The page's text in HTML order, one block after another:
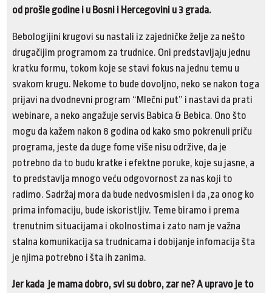
od prošle godine i u Bosni i Hercegovini u 3 grada.
Bebologijini krugovi su nastali iz zajedničke želje za nešto
drugačijim programom za trudnice. Oni predstavljaju jednu
kratku formu, tokom koje se stavi fokus na jednu temu u
svakom krugu. Nekome to bude dovoljno, neko se nakon toga
prijavi na dvodnevni program “Mlečni put” i nastavi da prati
webinare, a neko angažuje servis Babica & Bebica. Ono što
mogu da kažem nakon 8 godina od kako smo pokrenuli priču
programa, jeste da duge fome više nisu održive, da je
potrebno da to budu kratke i efektne poruke, koje su jasne, a
to predstavlja mnogo veću odgovornost za nas koji to
radimo. Sadržaj mora da bude nedvosmislen i da ,za onog ko
prima infomaciju, bude iskoristljiv. Teme biramo i prema
trenutnim situacijama i okolnostima i zato nam je važna
stalna komunikacija sa trudnicama i dobijanje infomacija šta
je njima potrebno i šta ih zanima.
Jer kada je mama dobro, svi su dobro, zar ne? A upravo je to